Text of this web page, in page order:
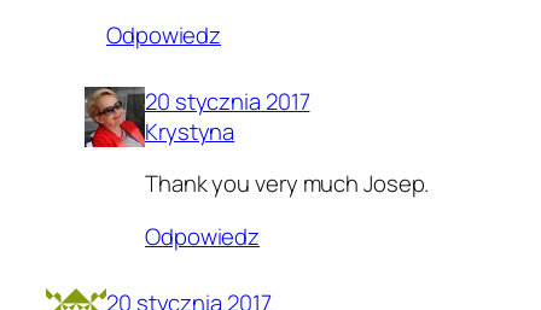
Odpowiedz
20 stycznia 2017
Krystyna
Thank you very much Josep.
Odpowiedz
20 stycznia 2017